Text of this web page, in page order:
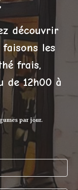
découvrir
les
frais,
de 12h00 à
par jour.